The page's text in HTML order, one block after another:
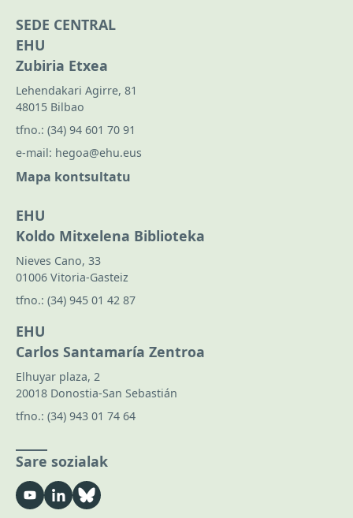
SEDE CENTRAL
EHU
Zubiria Etxea
Lehendakari Agirre, 81
48015 Bilbao
tfno.: (34) 94 601 70 91
e-mail: hegoa@ehu.eus
Mapa kontsultatu
EHU
Koldo Mitxelena Biblioteka
Nieves Cano, 33
01006 Vitoria-Gasteiz
tfno.: (34) 945 01 42 87
EHU
Carlos Santamaría Zentroa
Elhuyar plaza, 2
20018 Donostia-San Sebastián
tfno.: (34) 943 01 74 64
Sare sozialak